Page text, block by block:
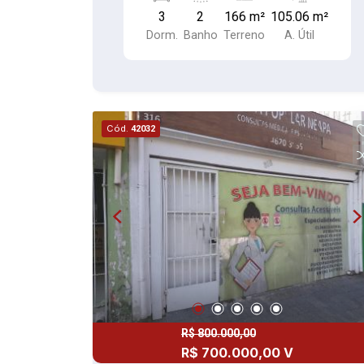
(Piso cerâmica) Quintal coberto nos
fundos Quintal descoberto na frente
3
Dorm.
2
Banho
166 m²
Terreno
105.06 m²
A. Útil
Cód. 42032
R$ 800.000,00
R$ 700.000,00 V